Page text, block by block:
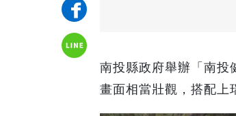
南投縣政府舉辦「南投
畫面相當壯觀，搭配上